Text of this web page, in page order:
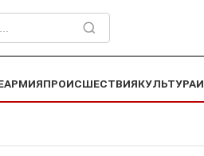
АРМИЯПРОИСШЕСТВИЯКУЛЬТУРА